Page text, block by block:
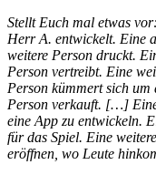
Stellt Euch mal etwas
Herr A. entwickelt. Eine
weitere Person druckt.
Person vertreibt. Eine
Person kümmert sich
Person verkauft. […]
eine App zu entwickeln.
für das Spiel. Eine
eröffnen, wo Leute